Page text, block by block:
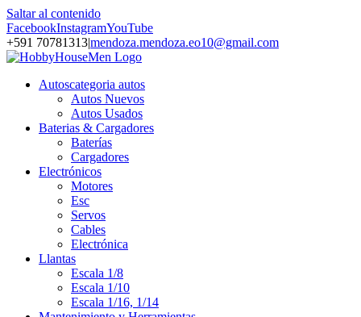
Saltar al contenido
FacebookInstagramYouTube
+591 70781313|mendoza.mendoza.eo10@gmail.com
Autoscategoria autos
Autos Nuevos
Autos Usados
Baterias & Cargadores
Baterías
Cargadores
Electrónicos
Motores
Esc
Servos
Cables
Electrónica
Llantas
Escala 1/8
Escala 1/10
Escala 1/16, 1/14